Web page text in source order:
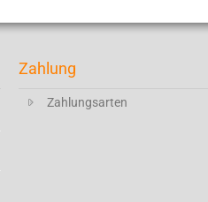
Zahlung
Zahlungsarten